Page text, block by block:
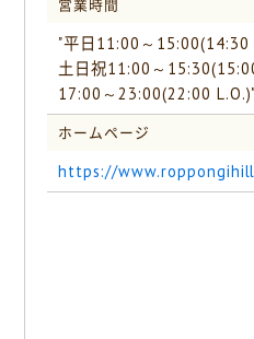
営業時間
"平日11:00～15:00(14:30
土日祝11:00～
17:00～23:00(22:00 L.O.)"
ホームページ
https://